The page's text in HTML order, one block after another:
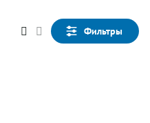
Фильтры